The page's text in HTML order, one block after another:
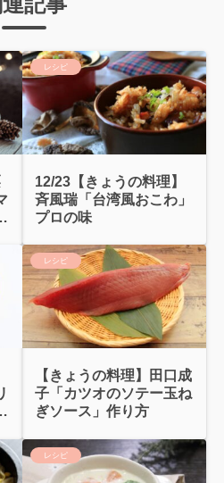
レシピ
12/23【きょうの料理】
斉風瑞「台湾風おこわ」
プロの味
レシピ
【きょうの料理】田口成
子「カツオのソテー玉ね
ぎソース」作り方
レシピ